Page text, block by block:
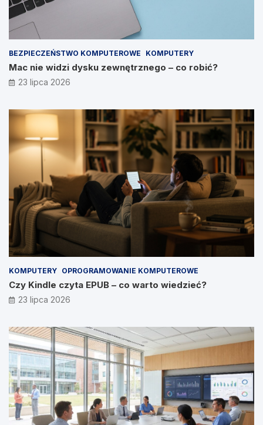
BEZPIECZEŃSTWO KOMPUTEROWE KOMPUTERY
Mac nie widzi dysku zewnętrznego – co robić?
23 lipca 2026
KOMPUTERY OPROGRAMOWANIE KOMPUTEROWE
Czy Kindle czyta EPUB – co warto wiedzieć?
23 lipca 2026